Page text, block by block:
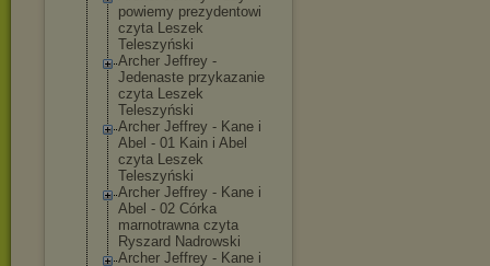
powiemy prezydentowi
czyta Leszek
Teleszyński
Archer Jeffrey -
Jedenaste przykazanie
czyta Leszek
Teleszyński
Archer Jeffrey - Kane i
Abel - 01 Kain i Abel
czyta Leszek
Teleszyński
Archer Jeffrey - Kane i
Abel - 02 Córka
marnotrawna czyta
Ryszard Nadrowski
Archer Jeffrey - Kane i